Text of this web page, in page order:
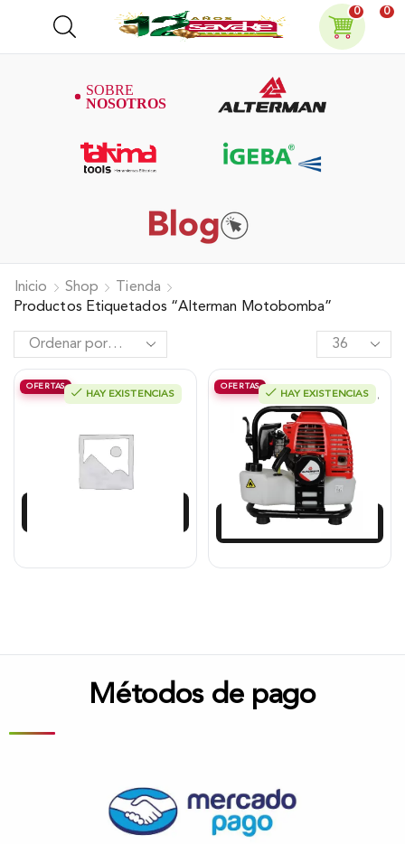
0 0
Inicio Shop
Tienda
Productos Etiquetados “Alterman Motobomba”
OFERTAS
HAY EXISTENCIAS
Motobomba Alterman, Diesel, Alta
$3.146.276
$ 2.831.648
OFERTAS
HAY EXISTENCIAS
Motobomba Alterman, Gasolina 2T,
Alta Presión 1.5″X1.5″, 52 Cc,
Xgwp2P2.
$879.467
$791.520
Añadir al carrito
Métodos de pago